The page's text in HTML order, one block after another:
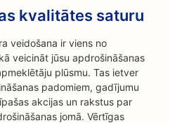
kvalitātes saturu
veidošana ir viens no
veicināt jūsu apdrošināšanas
plūsmu. Tas ietver
padomiem, gadījumu
akcijas un rakstus par
jomā. Vērtīgas